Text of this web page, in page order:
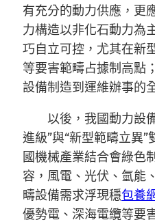
有充分的動力供應，更
力構造以非化石動力為
巧自立可控，尤其在新
等要害範疇占據制高點
設備制造到運維辦事的
以後，我國動力設
進級”與“新型範疇立異
國機械產業結合會綠色
容，風電、光伏、氫能
疇設備需求浮現穩包養
優勢電、深海電纜等要